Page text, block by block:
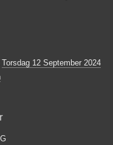
Torsdag 12 September 2024